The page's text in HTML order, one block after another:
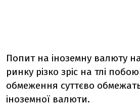
Попит на іноземну валюту
ринку різко зріс на тлі
обмеження суттєво
іноземної валюти.